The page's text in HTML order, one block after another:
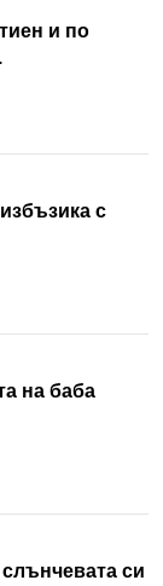
и по
с
на баба
си